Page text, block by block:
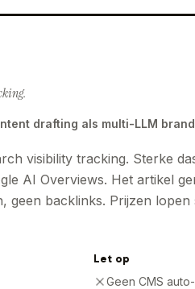
drafting als multi-LLM
visibility tracking. Sterke
AI Overviews. Het artikel
geen backlinks. Prijzen
Let op
Geen CMS